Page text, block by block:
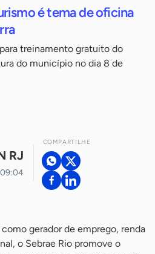
Notícias
é tema de oficina
treinamento gratuito do
do município no dia 8 de
RJ
COMPARTILHE
gerador de emprego, renda
o Sebrae Rio promove o